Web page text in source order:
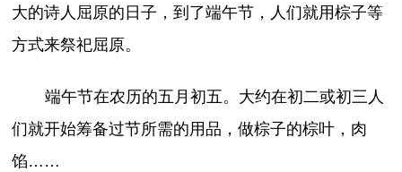
大的诗人屈原的日子，到了端午节，人们就用棕子等
方式来祭祀屈原。
端午节在农历的五月初五。大约在初二或初三人
们就开始筹备过节所需的用品，做棕子的棕叶，肉
馅……